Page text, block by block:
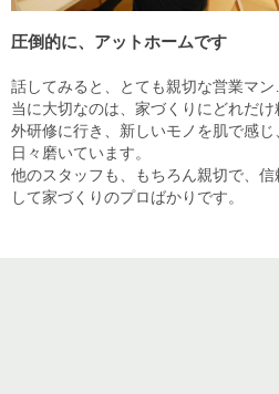
圧倒的に、アットホームです
話してみると、とても親切な営業マ
当に大切なのは、家づくりにどれだ
外研修に行き、新しいモノを肌で感
日々磨いています。
他のスタッフも、もちろん親切で、
して家づくりのプロばかりです。